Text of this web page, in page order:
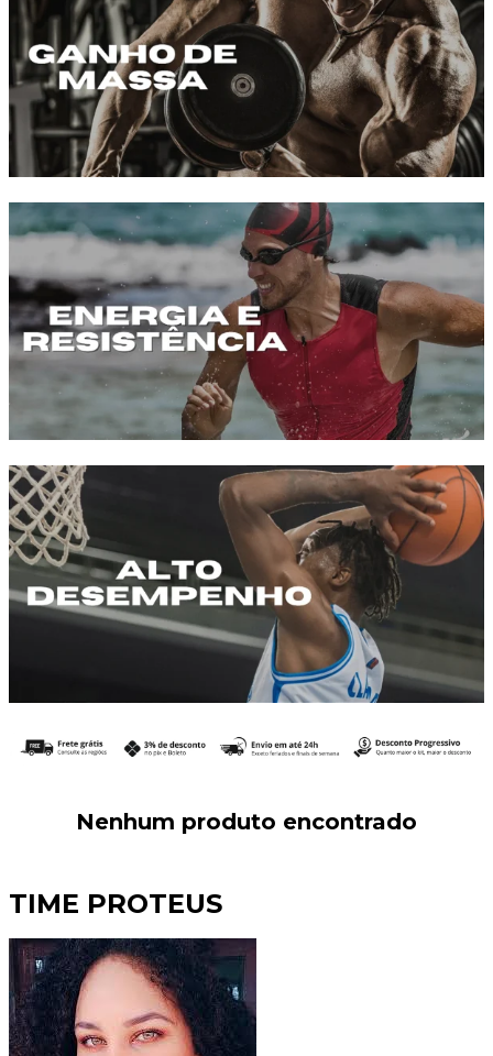
Nenhum produto encontrado
TIME PROTEUS